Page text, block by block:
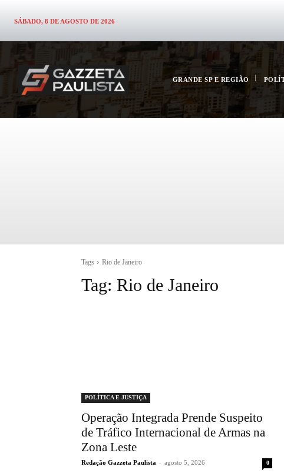
SÁBADO, 8 DE AGOSTO DE 2026
GRANDE SP E REGIÃO
Tags Rio de Janeiro
Tag: Rio de Janeiro
POLÍTICA E JUSTIÇA
Operação Integrada Prende Suspeito
de Tráfico Internacional de Armas na
Zona Leste
Redação Gazzeta Paulista - agosto 5, 2026 0